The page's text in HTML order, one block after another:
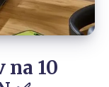
na 10